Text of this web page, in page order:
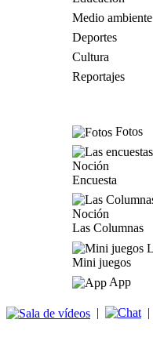
Medio ambiente
Deportes
Cultura
Reportajes
Fotos
Encuesta
Las Columnas
Mini juegos
App
| |